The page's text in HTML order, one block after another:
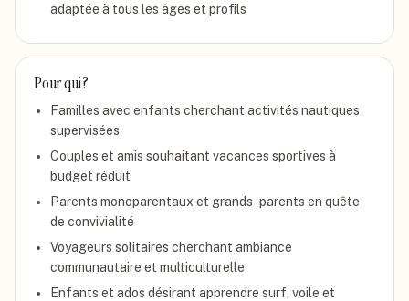
adaptée à tous les âges et profils
Pour qui ?
Familles avec enfants cherchant activités nautiques
supervisées
Couples et amis souhaitant vacances sportives à
budget réduit
Parents monoparentaux et grands-parents en quête
de convivialité
Voyageurs solitaires cherchant ambiance
communautaire et multiculturelle
Enfants et ados désirant apprendre surf, voile et